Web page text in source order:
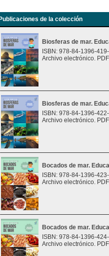
Publicaciones de la colección
Biosferas de mar.
ISBN: 978-84-1396-
Archivo electrónico.
Biosferas de mar.
ISBN: 978-84-1396-
Archivo electrónico.
Bocados de mar.
ISBN: 978-84-1396-
Archivo electrónico.
Bocados de mar.
ISBN: 978-84-1396-
Archivo electrónico.